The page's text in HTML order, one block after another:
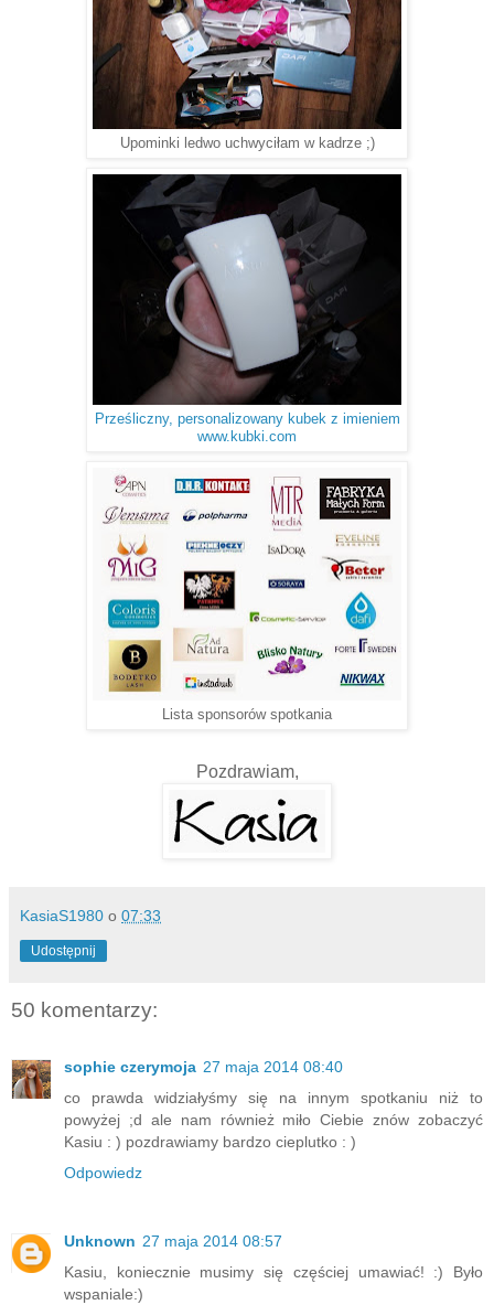
Upominki ledwo uchwyciłam w kadrze ;)
Prześliczny, personalizowany kubek z imieniem
www.kubki.com
Lista sponsorów spotkania
Pozdrawiam,
KasiaS1980 o 07:33
Udostępnij
50 komentarzy:
sophie czerymoja 27 maja 2014 08:40
co prawda widziałyśmy się na innym spotkaniu niż to
powyżej ;d ale nam również miło Ciebie znów zobaczyć
Kasiu : ) pozdrawiamy bardzo cieplutko : )
Odpowiedz
Unknown 27 maja 2014 08:57
Kasiu, koniecznie musimy się częściej umawiać! :) Było
wspaniale:)